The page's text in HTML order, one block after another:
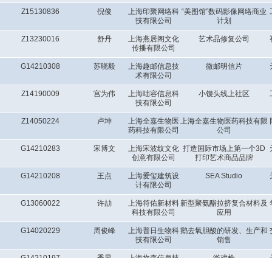
Z15130836 倪俊
上海印聚网络科
技有限公司
“美图馆”数码影像网络商业
计划
Z13230016 舒丹
上海燕居阁文化
传播有限公司
艺术品修复公司
G14210308 苏晓毅
上海趣邮信息技
术有限公司
微邮明信片
Z14190009 宫为伟
上海咄容信息科
技有限公司
小馒头线上社区
Z14050224 卢坤
上海全嘉生物医
药科技有限公司
上海全嘉生物医药科技有限
公司
G14210283 宋博文
上海宋波纹文化
创意有限公司
打造国际市场上第一个3D
打印艺术商品品牌
G14210208 王点
上海爱玺建筑设
计有限公司
SEA Studio
G13060022 许劼
上海符佑新材料
科技有限公司
新型聚氨酯拉挤复合材料及
应用
G14020229 周俊峰
上海普日生物科
技有限公司
鹅去氧胆酸的研发、生产和
销售